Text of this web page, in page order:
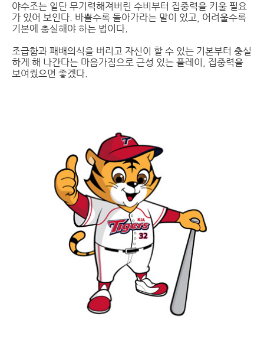
야수조는 일단 무기력해져버린 수비부터 집중력을 키울 필요
가 있어 보인다. 바쁠수록 돌아가라는 말이 있고, 어려울수록
기본에 충실해야 하는 법이다.
조급함과 패배의식을 버리고 자신이 할 수 있는 기본부터 충실
하게 해 나간다는 마음가짐으로 근성 있는 플레이, 집중력을
보여줬으면 좋겠다.